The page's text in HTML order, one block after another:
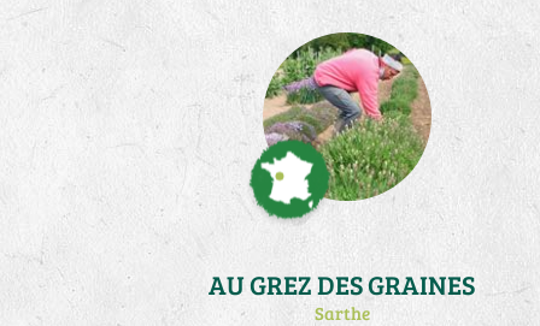
AU GREZ DES GRAINES
Sarthe